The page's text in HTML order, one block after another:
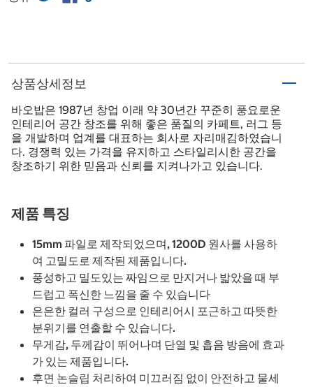
상품상세정보
바오밥은 1987년 창업 이래 약 30년간 꾸준히 풍요로운
인테리어 공간 창조를 위해 좋은 품질의 카페트, 러그 등
을 개발하며 업계를 대표하는 회사로 자리매김하였습니
다. 경쟁력 있는 가격을 유지하고 스타일리시한 공간을
창조하기 위한 믿음과 신뢰를 지켜나가고 있습니다.
제품 특징
15mm 파일로 제작되었으며, 1200D 원사를 사용하
여 고밀도로 제작된 제품입니다.
풍성하고 밀도있는 짜임으로 만지거나 밟았을 때 부
드럽고 폭신한 느낌을 줄 수 있습니다
은은한 컬러 구성으로 인테리어시 포근하고 따뜻한
분위기를 연출할 수 있습니다.
무게감, 두께감이 뛰어나며 단열 및 흡음 방음에 효과
가 있는 제품입니다.
후면 논슬립 처리하여 미끄러짐 없이 안전하고 물세